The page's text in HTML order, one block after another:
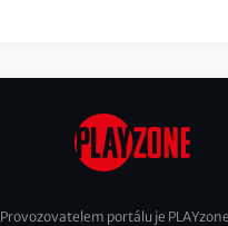
Provozovatelem portálu je